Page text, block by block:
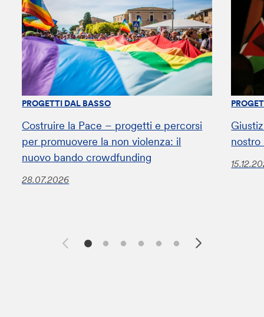
PROGETTI DAL BASSO
Costruire la Pace – progetti e percorsi
per promuovere la non violenza: il
nuovo bando crowdfunding
28.07.2026